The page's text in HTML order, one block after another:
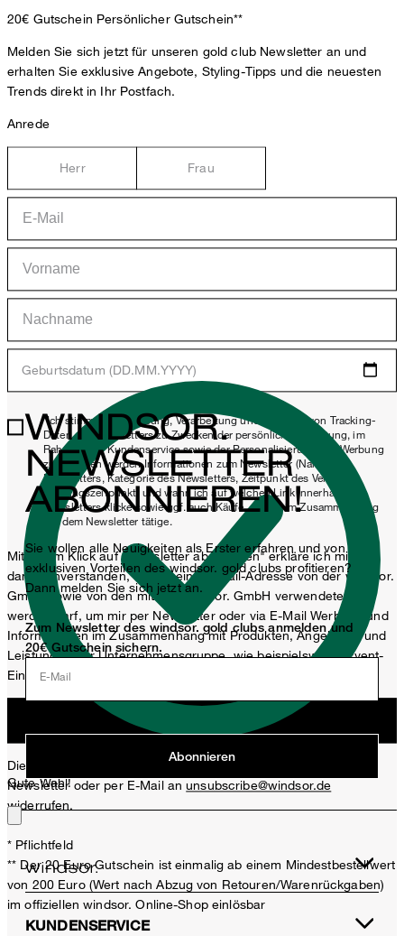
20€ Gutschein Persönlicher Gutschein**
Melden Sie sich jetzt für unseren gold club Newsletter an und
erhalten Sie exklusive Angebote, Styling-Tipps und die neuesten
Trends direkt in Ihr Postfach.
Anrede
Herr Frau
Geburtsdatum (DD.MM.YYYY)
*Ich stimme der Erhebung, Verarbeitung und Nutzung von Tracking-
Daten des Newsletters zu Zwecken der persönlichen Beratung, im
Rahmen des Kundenservice sowie der Personalisierung von Werbung
zu. Erhoben werden Informationen zum Newsletter (Name des
Newsletters, Kategorie des Newsletters, Zeitpunkt des Versands,
Öffnungszeitpunkt) und wann ich auf welchen Link innerhalb des
Newsletters klicke sowie ggf. auch Käufe, die ich im Zusammenhang
mit dem Newsletter tätige.
Mit einem Klick auf „Newsletter abonnieren" erkläre ich mich
damit einverstanden, dass meine E-Mail-Adresse von der windsor.
GmbH sowie von den mit der windsor. GmbH verwendeten
werden darf, um mir per Newsletter oder via E-Mail Werbung und
Informationen im Zusammenhang mit Produkten, Angeboten und
Leistungen der Unternehmensgruppe, wie beispielsweise Event-
Einladungen, Aktionen, Produkt-Promotions zuzusenden.
Diese Einwilligung kann ich jederzeit durch den Abmeldelink im
Newsletter oder per E-Mail anunsubscribe@windsor.de
widerrufen.
* Pflichtfeld
** Der 20 Euro Gutschein ist einmalig ab einem Mindestbestellwert
von 200 Euro (Wert nach Abzug von Retouren/Warenrückgaben)
im offiziellen windsor. Online-Shop einlösbar
Gute Wahl!
WINDSOR.
NEWSLETTER
ABONNIEREN!
E-Mail
Zum Newsletter des windsor. gold clubs anmelden und
20€ Gutschein sichern.
Sie wollen alle Neuigkeiten als Erster erfahren und von
exklusiven Vorteilen des windsor. gold clubs profitieren?
Dann melden Sie sich jetzt an.
Abonnieren
KUNDENSERVICE